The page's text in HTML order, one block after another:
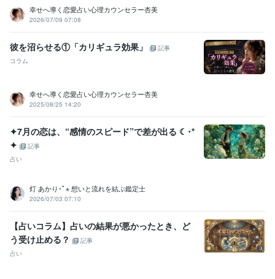
幸せへ導く恋愛占い心理カウンセラー杏美
2026/07/09 07:08
彼を沼らせる①「カリギュラ効果」
記事
コラム
幸せへ導く恋愛占い心理カウンセラー杏美
2025/08/25 14:20
✦7月の恋は、“感情のスピード”で差が出る ☾･*
✦
記事
占い
灯 あかり･ﾟ⋆ 想いと流れを結ぶ鑑定士
2026/07/03 07:10
【占いコラム】占いの結果が悪かったとき、ど
う受け止める？
記事
占い